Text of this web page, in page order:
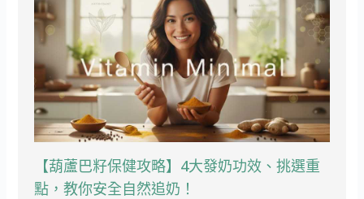
【葫蘆巴籽保健攻略】4大發奶功效、挑選重
點，教你安全自然追奶！